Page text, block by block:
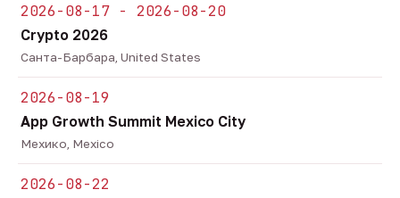
2026-08-17 - 2026-08-20
Crypto 2026
Санта-Барбара, United States
2026-08-19
App Growth Summit Mexico City
Мехико, Mexico
2026-08-22